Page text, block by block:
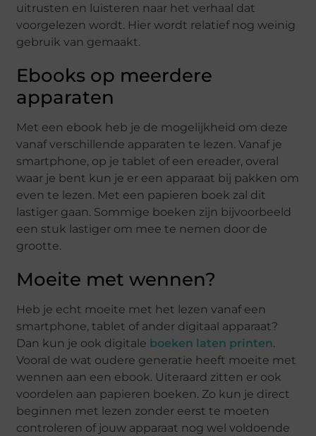
uitrusten en luisteren naar het verhaal dat
voorgelezen wordt. Hier wordt relatief nog weinig
gebruik van gemaakt.
Ebooks op meerdere
apparaten
Met een ebook heb je de mogelijkheid om deze
vanaf verschillende apparaten te lezen. Vanaf je
smartphone, op je tablet of een ereader, overal
waar je bent kun je er een apparaat bij pakken om
even te lezen. Met een papieren boek zal dit
lastiger gaan. Sommige boeken zijn bijvoorbeeld
een stuk lastiger om mee te nemen door de
grootte.
Moeite met wennen?
Heb je echt moeite met het lezen vanaf een
smartphone, tablet of ander digitaal apparaat?
Dan kun je ook digitale boeken laten printen.
Vooral de wat oudere generatie heeft moeite met
wennen aan een ebook. Uiteraard zitten er ook
voordelen aan papieren boeken. Zo kun je direct
beginnen met lezen zonder eerst te moeten
controleren of jouw apparaat nog wel voldoende